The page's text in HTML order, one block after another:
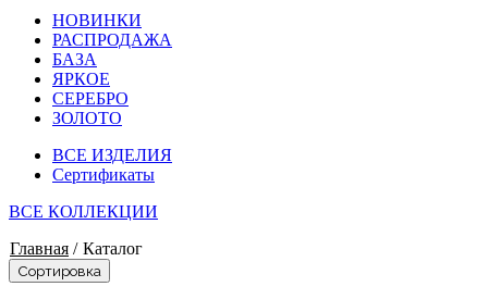
НОВИНКИ
РАСПРОДАЖА
БАЗА
ЯРКОЕ
СЕРЕБРО
ЗОЛОТО
ВСЕ ИЗДЕЛИЯ
Сертификаты
ВСЕ КОЛЛЕКЦИИ
Главная / Каталог
Сортировка